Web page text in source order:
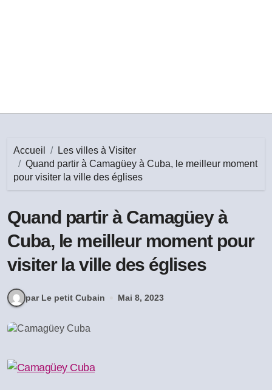
Accueil
Les villes à Visiter
Quand partir à Camagüey à Cuba, le meilleur moment
pour visiter la ville des églises
Quand partir à Camagüey à
Cuba, le meilleur moment pour
visiter la ville des églises
par Le petit Cubain Mai 8, 2023